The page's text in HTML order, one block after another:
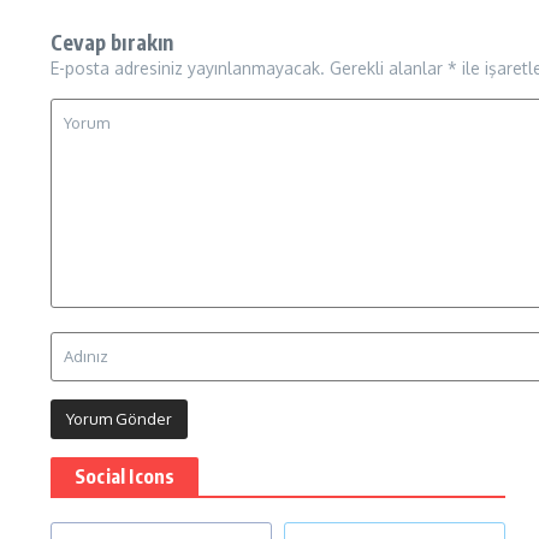
Cevap bırakın
E-posta adresiniz yayınlanmayacak. Gerekli alanlar * ile
Social Icons